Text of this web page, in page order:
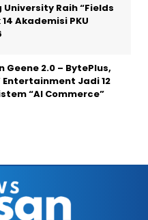
University Raih “Fields
Akademisi PKU
Geene 2.0 – BytePlus,
Entertainment Jadi 12
“AI Commerce”